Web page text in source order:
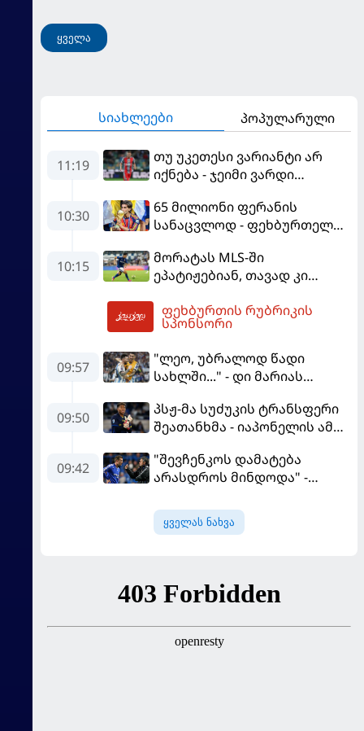
ყველა
სიახლეები პოპულარული
11:19
თუ უკეთესი ვარიანტი არ
იქნება - ჯეიმი ვარდი
დაბრუნდეს
10:30
65 მილიონი ფერანის
სანაცვლოდ - ფეხბურთელს
სოლიდური თანხის მიღებას
გეგმავს
10:15
მორატას MLS-ში
ეპატიჟებიან, თავად კი
გადაწყვეტილებას ელის
ფეხბურთის რუბრიკის
სპონსორი
09:57
"ლეო, უბრალოდ წადი
სახლში..." - დი მარიას
09:50
პსჟ-მა სუძუკის ტრანსფერი
შეათანხმა - იაპონელის ამ
შევალიეს
გადაწყვეტილებაზე გადის
09:42
"შევჩენკოს დამატება
არასდროს მინდოდა" -
ტრანსფერი გაიხსენა
ყველას ნახვა